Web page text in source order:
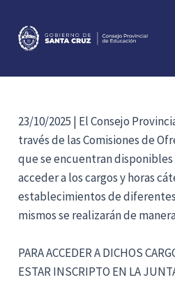
contenido
23/10/2025 | El Consejo
través de las Comisiones de
que se encuentran
acceder a los cargos y horas
establecimientos de
mismos se realizarán de
PARA ACCEDER A DICHOS
ESTAR INSCRIPTO EN LA